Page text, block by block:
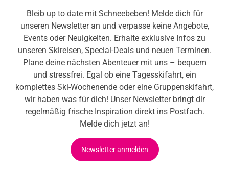
Bleib up to date mit Schneebeben! Melde dich für
unseren Newsletter an und verpasse keine Angebote,
Events oder Neuigkeiten. Erhalte exklusive Infos zu
unseren Skireisen, Special-Deals und neuen Terminen.
Plane deine nächsten Abenteuer mit uns – bequem
und stressfrei. Egal ob eine Tagesskifahrt, ein
komplettes Ski-Wochenende oder eine Gruppenskifahrt,
wir haben was für dich! Unser Newsletter bringt dir
regelmäßig frische Inspiration direkt ins Postfach.
Melde dich jetzt an!
Newsletter anmelden